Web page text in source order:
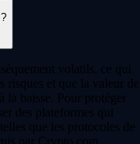
volatils, ce qui
risques et que la valeur de
la baisse. Pour protéger
des plateformes qui
que les protocoles de